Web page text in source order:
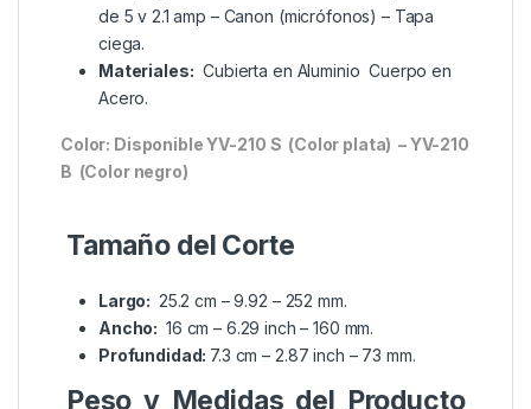
de 5 v 2.1 amp – Canon (micrófonos) – Tapa
ciega.
Materiales: Cubierta en Aluminio Cuerpo en
Acero.
Color: Disponible YV-210 S (Color plata) – YV-210
B (Color negro)
Tamaño del Corte
Largo: 25.2 cm – 9.92 – 252 mm.
Ancho: 16 cm – 6.29 inch – 160 mm.
Profundidad: 7.3 cm – 2.87inch – 73 mm.
Peso y Medidas del Producto